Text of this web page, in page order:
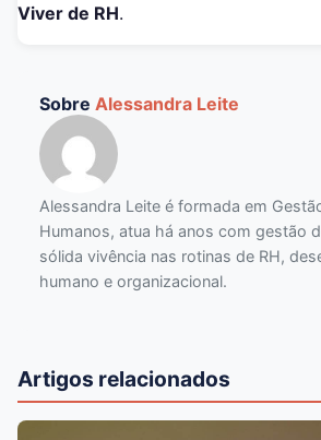
Viver de RH.
Sobre Alessandra Leite
Alessandra Leite é formada em
Humanos, atua há anos com gestão
sólida vivência nas rotinas de RH,
humano e organizacional.
Artigos relacionados